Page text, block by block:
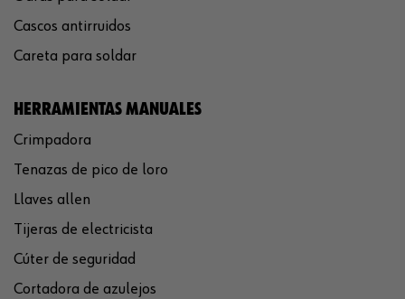
Cascos antirruidos
Careta para soldar
HERRAMIENTAS MANUALES
Crimpadora
Tenazas de pico de loro
Llaves allen
Tijeras de electricista
Cúter de seguridad
Cortadora de azulejos